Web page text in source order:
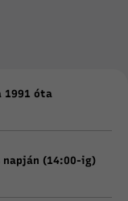
1991 óta
(14:00-ig)